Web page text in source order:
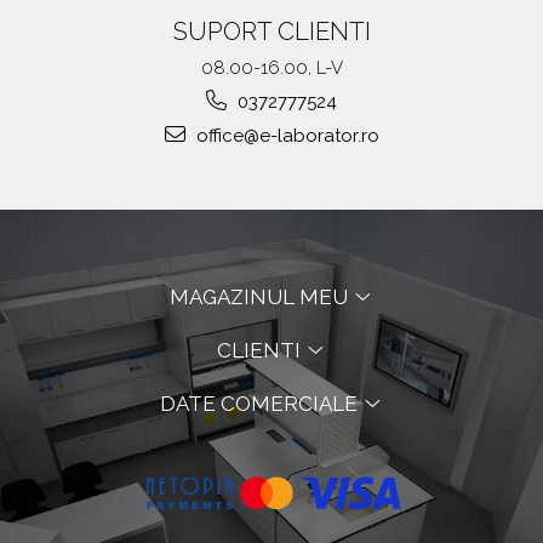
SUPORT CLIENTI
08.00-16.00, L-V
0372777524
office@e-laborator.ro
MAGAZINUL MEU
CLIENTI
DATE COMERCIALE